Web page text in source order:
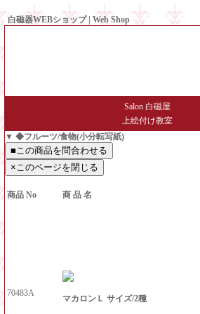
白磁器WEBショップ | Web Shop
Salon 白磁屋
上絵付け教室
▼ ◆フルーツ/食物(小分転写紙)
商品 No 商 品 名
70483A
マカロンＬ サイズ/2種